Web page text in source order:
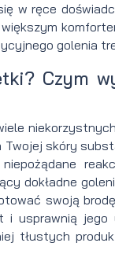
w ręce
golenia
Czym
skóry
dokładne
swoją
usprawnią jego
tłustych